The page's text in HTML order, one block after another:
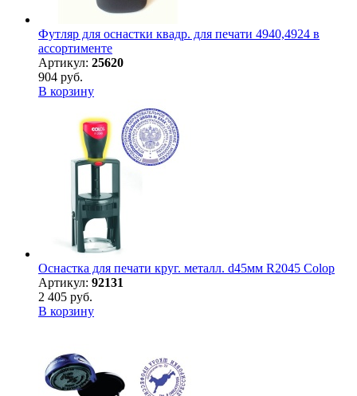
Футляр для оснастки квадр. для печати 4940,4924 в
ассортименте
Артикул: 25620
904 руб.
В корзину
Оснастка для печати круг. металл. d45мм R2045 Colop
Артикул: 92131
2 405 руб.
В корзину